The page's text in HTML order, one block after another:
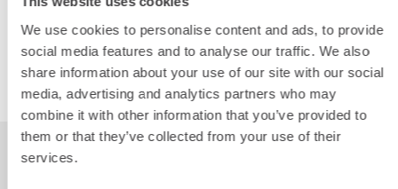
We use cookies to personalise content and ads, to provide
social media features and to analyse our traffic. We also
share information about your use of our site with our social
media, advertising and analytics partners who may
combine it with other information that you’ve provided to
them or that they’ve collected from your use of their
services.
Alv 0 %
VUOKRAA
Sinua saattaisi